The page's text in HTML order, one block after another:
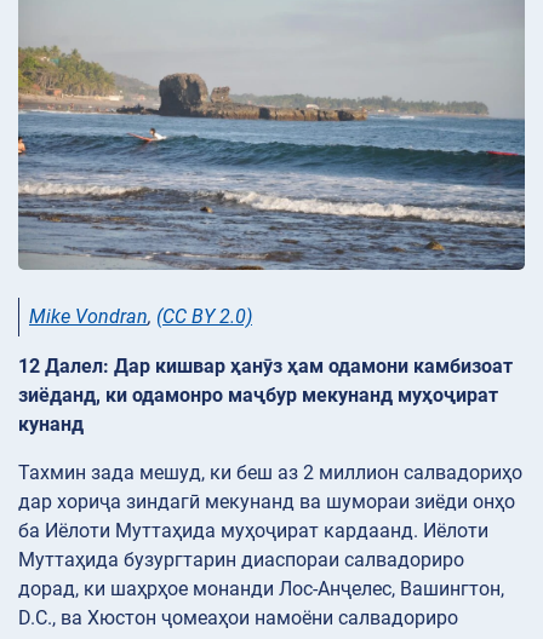
Mike Vondran, (CC BY 2.0)
12 Далел: Дар кишвар ҳанӯз ҳам одамони камбизоат
зиёданд, ки одамонро маҷбур мекунанд муҳоҷират
кунанд
Тахмин зада мешуд, ки беш аз 2 миллион салвадориҳо
дар хориҷа зиндагӣ мекунанд ва шумораи зиёди онҳо
ба Иёлоти Муттаҳида муҳоҷират кардаанд. Иёлоти
Муттаҳида бузургтарин диаспораи салвадориро
дорад, ки шаҳрҳое монанди Лос-Анҷелес, Вашингтон,
D.C., ва Хюстон ҷомеаҳои намоёни салвадориро